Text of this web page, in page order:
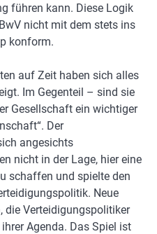
führen kann. Diese Logik
nicht mit dem stets ins
konform.
auf Zeit haben sich alles
Im Gegenteil – sind sie
Gesellschaft ein wichtiger
Der
angesichts
nicht in der Lage, hier eine
schaffen und spielte den
Neue
die Verteidigungspolitiker
Agenda. Das Spiel ist